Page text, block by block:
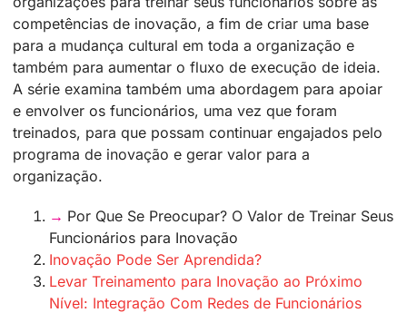
competências de inovação, a fim de criar uma base
para a mudança cultural em toda a organização e
também para aumentar o fluxo de execução de ideia.
A série examina também uma abordagem para apoiar
e envolver os funcionários, uma vez que foram
treinados, para que possam continuar engajados pelo
programa de inovação e gerar valor para a
organização.
→ Por Que Se Preocupar? O Valor de Treinar Seus
Funcionários para Inovação
Inovação Pode Ser Aprendida?
Levar Treinamento para Inovação ao Próximo
Nível: Integração Com Redes de Funcionários